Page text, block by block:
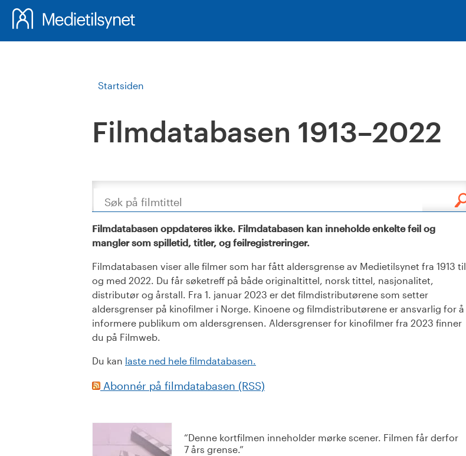
Startsiden
Filmdatabasen 1913–2022
Søk
Filmdatabasen oppdateres ikke. Filmdatabasen kan inneholde enkelte feil og
mangler som spilletid, titler, og feilregistreringer.
Filmdatabasen viser alle filmer som har fått aldersgrense av Medietilsynet fra 1913 til
og med 2022. Du får søketreff på både originaltittel, norsk tittel, nasjonalitet,
distributør og årstall. Fra 1. januar 2023 er det filmdistributørene som setter
aldersgrenser på kinofilmer i Norge. Kinoene og filmdistributørene er ansvarlig for å
informere publikum om aldersgrensen. Aldersgrenser for kinofilmer fra 2023 finner
du på Filmweb.
Du kan laste ned hele filmdatabasen.
Abonnér på filmdatabasen (RSS)
Denne kortfilmen inneholder mørke scener. Filmen får derfor
7 års grense.